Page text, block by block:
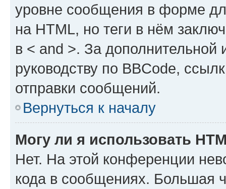
уровне сообщения в форме
на HTML, но теги в нём
в < and >. За
руководству по BBCode,
отправки сообщений.
Вернуться к началу
Могу ли я использовать
Нет. На этой конференции
кода в сообщениях. Большая